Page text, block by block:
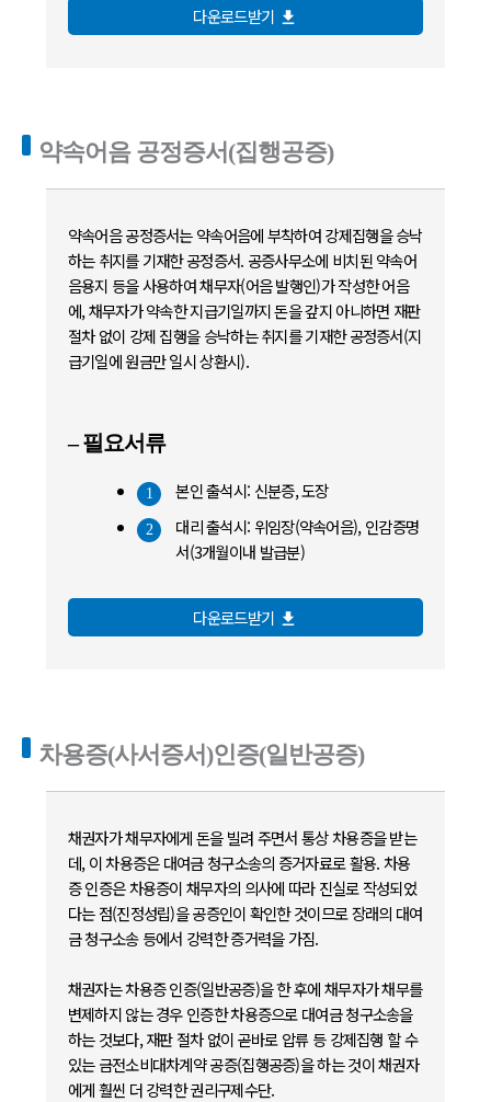
다운로드받기 file_download
약속어음 공정증서(집행공증)
약속어음 공정증서는 약속어음에 부착하여 강제집행을 승낙
하는 취지를 기재한 공정증서. 공증사무소에 비치된 약속어
음용지 등을 사용하여 채무자(어음 발행인)가 작성한 어음
에, 채무자가 약속한 지급기일까지 돈을 갚지 아니하면 재판
절차 없이 강제 집행을 승낙하는 취지를 기재한 공정증서(지
급기일에 원금만 일시 상환시).
– 필요서류
1 본인 출석시: 신분증, 도장
2
대리 출석시: 위임장(약속어음), 인감증명
서(3개월이내 발급분)
다운로드받기 file_download
차용증(사서증서)인증(일반공증)
채권자가 채무자에게 돈을 빌려 주면서 통상 차용증을 받는
데, 이 차용증은 대여금 청구소송의 증거자료로 활용. 차용
증 인증은 차용증이 채무자의 의사에 따라 진실로 작성되었
다는 점(진정성립)을 공증인이 확인한 것이므로 장래의 대여
금 청구소송 등에서 강력한 증거력을 가짐.
채권자는 차용증 인증(일반공증)을 한 후에 채무자가 채무를
변제하지 않는 경우 인증한 차용증으로 대여금 청구소송을
하는 것보다, 재판 절차 없이 곧바로 압류 등 강제집행 할 수
있는 금전소비대차계약 공증(집행공증)을 하는 것이 채권자
에게 훨씬 더 강력한 권리구제수단.